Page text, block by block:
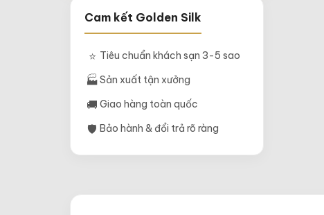
Cam kết Golden Silk
⭐ Tiêu chuẩn khách sạn 3-5 sao
🏭Sản xuất tận xưởng
🚚 Giao hàng toàn quốc
🛡 Bảo hành & đổi trả rõ ràng